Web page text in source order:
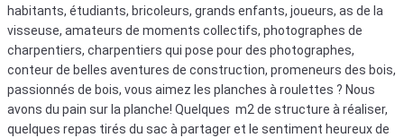
habitants, étudiants, bricoleurs, grands enfants, joueurs, as de la
visseuse, amateurs de moments collectifs, photographes de
charpentiers, charpentiers qui pose pour des photographes,
conteur de belles aventures de construction, promeneurs des bois,
passionnés de bois, vous aimez les planches à roulettes ? Nous
avons du pain sur la planche! Quelques m2 de structure à réaliser,
quelques repas tirés du sac à partager et le sentiment heureux de